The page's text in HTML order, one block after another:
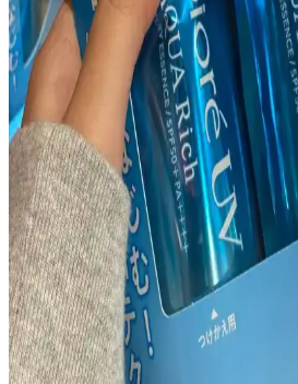
Asya Güzellik Rutini
Üretimini Destekleyen Ürünler
Asya güzellik rutini kapsamında kolajen
retinol, vitamin C, bakır peptitler ve
detaylandırılmıştır. Güneş koruyucu ve
eden uygulamalar da ele alınmıştır.
30PlusSkinCare Subreddit'inde
Tartışmaları ve Yaygın
30PlusSkinCare subreddit'inde 30 yaş
deneyimleri, gönderi türleri, cilt tipi önemi
detaylı şekilde ele alınıyor. Temel bakım
inceleniyor.
30'lu Yaşlarda Göz Altı ve
Nedenleri ve Etkili Çözümleri